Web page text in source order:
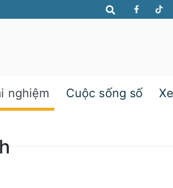
nghiệm Cuộc sống số